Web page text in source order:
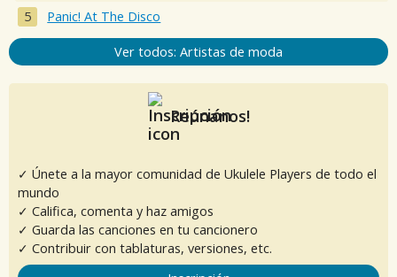
Panic! At The Disco
Ver todos: Artistas de moda
Reúnanos!
✓ Únete a la mayor comunidad de Ukulele Players de todo el
mundo
✓ Califica, comenta y haz amigos
✓ Guarda las canciones en tu cancionero
✓ Contribuir con tablaturas, versiones, etc.